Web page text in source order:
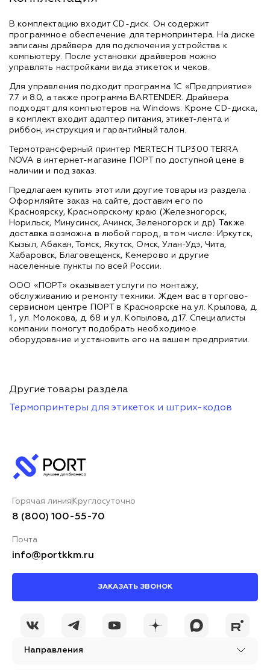
В комплектацию входит CD-диск. Он содержит
программное обеспечение для термопринтера. На диске
записаны драйвера для подключения устройства к
компьютеру. После установки драйверов можно
управлять настройками вида этикеток и чеков.
Для управления подходит программа 1С «Предприятие»
7.7 и 8.0, а также программа BARTENDER. Драйвера
подходят для компьютеров на Windows. Кроме CD-диска,
в комплект входит адаптер питания, этикет-лента и
риббон, инструкция и гарантийный талон.
Термотрансферный принтер MERTECH TLP300 TERRA
NOVA в интернет-магазине ПОРТ по доступной цене в
наличии и под заказ.
Предлагаем купить этот или другие товары из раздела .
Оформляйте заказ на сайте, доставим его по
Красноярску, Красноярскому краю (Железногорск,
Норильск, Минусинск, Ачинск, Зеленогорск и др). Также
доставка возможна в любой город, в том числе: Иркутск,
Кызыл, Абакан, Томск, Якутск, Омск, Улан-Удэ, Чита,
Хабаровск, Благовещенск, Кемерово и другие
населенные пункты по всей России.
ООО «ПОРТ» оказывает услуги по монтажу,
обслуживанию и ремонту техники. Ждем вас в торгово-
сервисном центре ПОРТ в Красноярске на ул. Крылова, д.
1 , ул. Молокова, д. 68 и ул. Копылова, д.17. Специалисты
компании помогут подобрать необходимое
оборудование и установить его на вашем предприятии.
Другие товары раздела
Термопринтеры для этикеток и штрих-кодов
Направления
Горячая линия Круглосуточно
8 (800) 100-55-70
Почта
info@portkkm.ru
ЗАКАЗАТЬ ЗВОНОК